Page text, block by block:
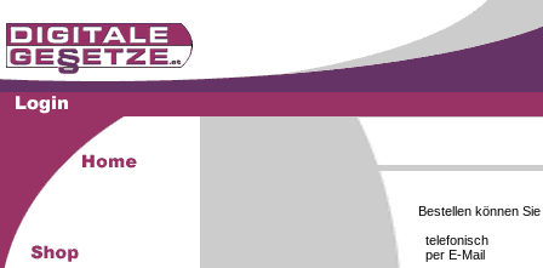
Bestellen können Sie
telefonisch
per E-Mail